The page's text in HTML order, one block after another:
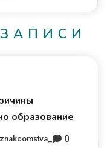
образование
znakcomstva_ 0